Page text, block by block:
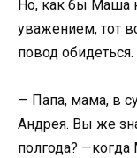
Но, как бы Маша
уважением, тот
повод обидеться.
— Папа, мама, в
Андрея. Вы же
полгода?